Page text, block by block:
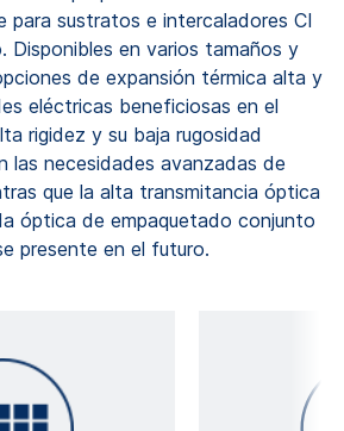
para sustratos e intercaladores CI
Disponibles en varios tamaños y
de expansión térmica alta y
eléctricas beneficiosas en el
rigidez y su baja rugosidad
las necesidades avanzadas de
que la alta transmitancia óptica
óptica de empaquetado conjunto
presente en el futuro.